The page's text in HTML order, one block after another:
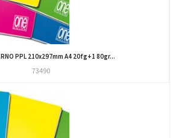
PPL 210x297mm A4 20fg+1 80gr...
73490